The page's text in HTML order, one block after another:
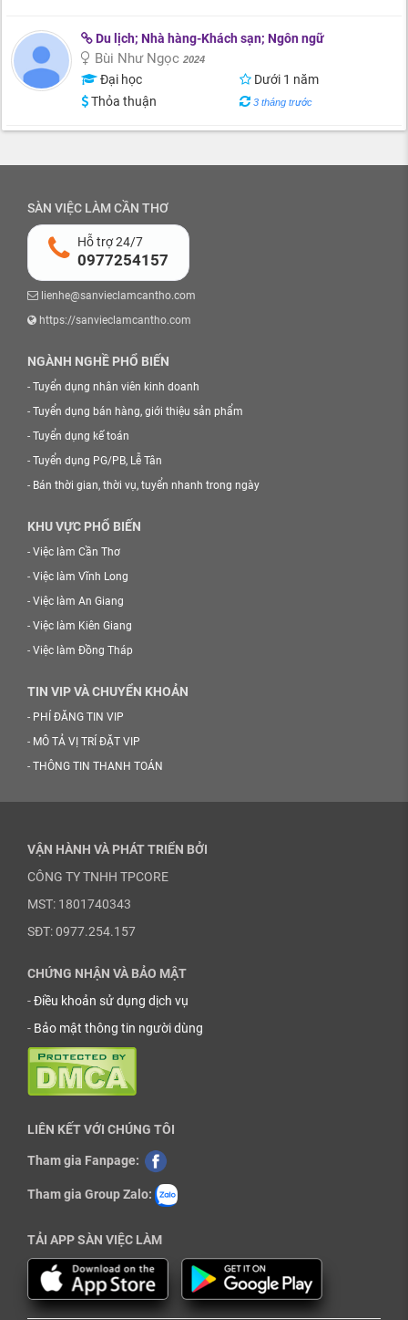
Du lịch; Nhà hàng-Khách sạn; Ngôn ngữ
Bùi Như Ngọc 2024
Đại học
Dưới 1 năm
Thỏa thuận
3 tháng trước
SÀN VIỆC LÀM CẦN THƠ
Hỗ trợ 24/7
0977254157
lienhe@sanvieclamcantho.com
https://sanvieclamcantho.com
NGÀNH NGHỀ PHỔ BIẾN
- Tuyển dụng nhân viên kinh doanh
- Tuyển dụng bán hàng, giới thiệu sản phẩm
- Tuyển dụng kế toán
- Tuyển dụng PG/PB, Lễ Tân
- Bán thời gian, thời vụ, tuyển nhanh trong ngày
KHU VỰC PHỔ BIẾN
- Việc làm Cần Thơ
- Việc làm Vĩnh Long
- Việc làm An Giang
- Việc làm Kiên Giang
- Việc làm Đồng Tháp
TIN VIP VÀ CHUYỂN KHOẢN
- PHÍ ĐĂNG TIN VIP
- MÔ TẢ VỊ TRÍ ĐẶT VIP
- THÔNG TIN THANH TOÁN
VẬN HÀNH VÀ PHÁT TRIỂN BỞI
CÔNG TY TNHH TPCORE
MST: 1801740343
SĐT: 0977.254.157
CHỨNG NHẬN VÀ BẢO MẬT
-Điều khoản sử dụng dịch vụ
- Bảo mật thông tin người dùng
LIÊN KẾT VỚI CHÚNG TÔI
Tham gia Fanpage:
Tham gia Group Zalo:
TẢI APP SÀN VIỆC LÀM